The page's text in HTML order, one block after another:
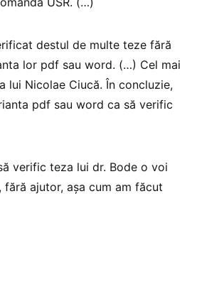
destul de multe teze fără
lor pdf sau word. (…) Cel mai
lui Nicolae Ciucă. În concluzie,
pdf sau word ca să verific
verific teza lui dr. Bode o voi
fără ajutor, așa cum am făcut